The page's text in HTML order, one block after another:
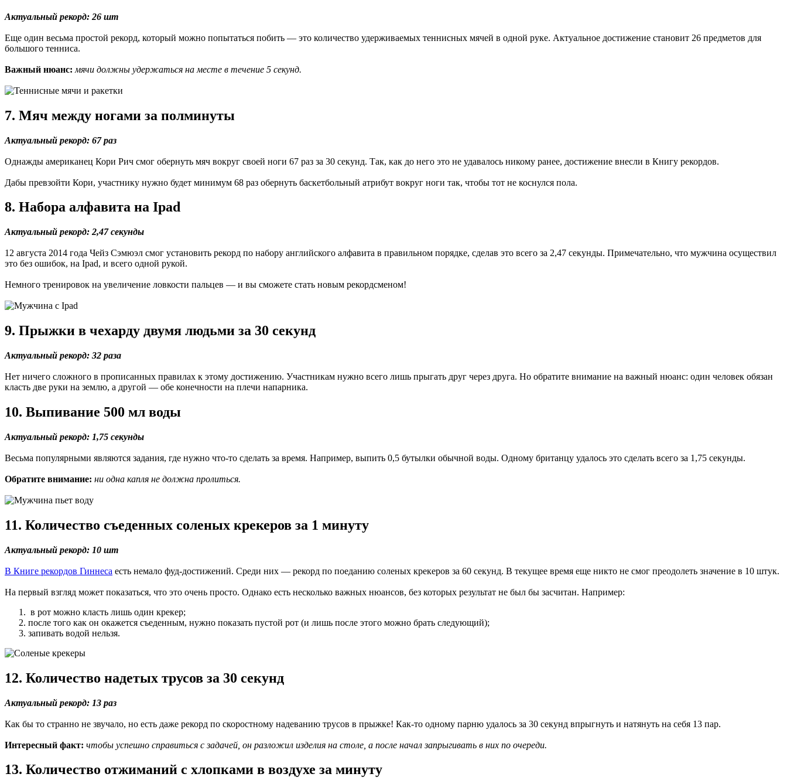
Актуальный рекорд: 26 шт
Еще один весьма простой рекорд, который можно попытаться побить — это количество удерживаемых теннисных мячей в одной руке. Актуальное достижение становит 26 предметов для
большого тенниса.
Важный нюанс: мячи должны удержаться на месте в течение 5 секунд.
7. Мяч между ногами за полминуты
Актуальный рекорд: 67 раз
Однажды американец Кори Рич смог обернуть мяч вокруг своей ноги 67 раз за 30 секунд. Так, как до него это не удавалось никому ранее, достижение внесли в Книгу рекордов.
Дабы превзойти Кори, участнику нужно будет минимум 68 раз обернуть баскетбольный атрибут вокруг ноги так, чтобы тот не коснулся пола.
8. Набора алфавита на Ipad
Актуальный рекорд: 2,47 секунды
12 августа 2014 года Чейз Сэмюэл смог установить рекорд по набору английского алфавита в правильном порядке, сделав это всего за 2,47 секунды. Примечательно, что мужчина осуществил
это без ошибок, на Ipad, и всего одной рукой.
Немного тренировок на увеличение ловкости пальцев — и вы сможете стать новым рекордсменом!
9. Прыжки в чехарду двумя людьми за 30 секунд
Актуальный рекорд: 32 раза
Нет ничего сложного в прописанных правилах к этому достижению. Участникам нужно всего лишь прыгать друг через друга. Но обратите внимание на важный нюанс: один человек обязан
класть две руки на землю, а другой — обе конечности на плечи напарника.
10. Выпивание 500 мл воды
Актуальный рекорд: 1,75 секунды
Весьма популярными являются задания, где нужно что-то сделать за время. Например, выпить 0,5 бутылки обычной воды. Одному британцу удалось это сделать всего за 1,75 секунды.
Обратите внимание: ни одна капля не должна пролиться.
11. Количество съеденных соленых крекеров за 1 минуту
Актуальный рекорд: 10 шт
В Книге рекордов Гиннеса есть немало фуд-достижений. Среди них — рекорд по поеданию соленых крекеров за 60 секунд. В текущее время еще никто не смог преодолеть значение в 10 штук.
На первый взгляд может показаться, что это очень просто. Однако есть несколько важных нюансов, без которых результат не был бы засчитан. Например:
в рот можно класть лишь один крекер;
после того как он окажется съеденным, нужно показать пустой рот (и лишь после этого можно брать следующий);
запивать водой нельзя.
12. Количество надетых трусов за 30 секунд
Актуальный рекорд: 13 раз
Как бы то странно не звучало, но есть даже рекорд по скоростному надеванию трусов в прыжке! Как-то одному парню удалось за 30 секунд впрыгнуть и натянуть на себя 13 пар.
Интересный факт: чтобы успешно справиться с задачей, он разложил изделия на столе, а после начал запрыгивать в них по очереди.
13. Количество отжиманий с хлопками в воздухе за минуту